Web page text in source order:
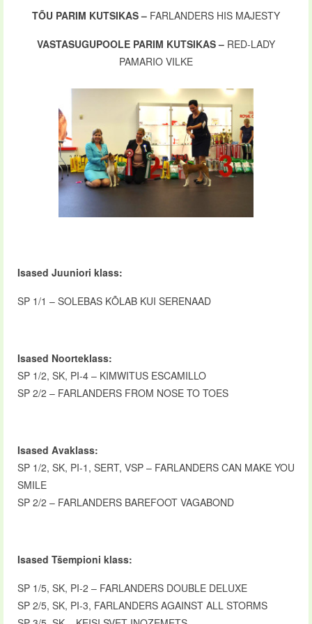
TÕU PARIM KUTSIKAS – FARLANDERS HIS MAJESTY
VASTASUGUPOOLE PARIM KUTSIKAS – RED-LADY
PAMARIO VILKE
Isased Juuniori klass:
SP 1/1 – SOLEBAS KÕLAB KUI SERENAAD
Isased Noorteklass:
SP 1/2, SK, PI-4 – KIMWITUS ESCAMILLO
SP 2/2 – FARLANDERS FROM NOSE TO TOES
Isased Avaklass:
SP 1/2, SK, PI-1, SERT, VSP – FARLANDERS CAN MAKE YOU
SMILE
SP 2/2 – FARLANDERS BAREFOOT VAGABOND
Isased Tšempioni klass:
SP 1/5, SK, PI-2 – FARLANDERS DOUBLE DELUXE
SP 2/5, SK, PI-3, FARLANDERS AGAINST ALL STORMS